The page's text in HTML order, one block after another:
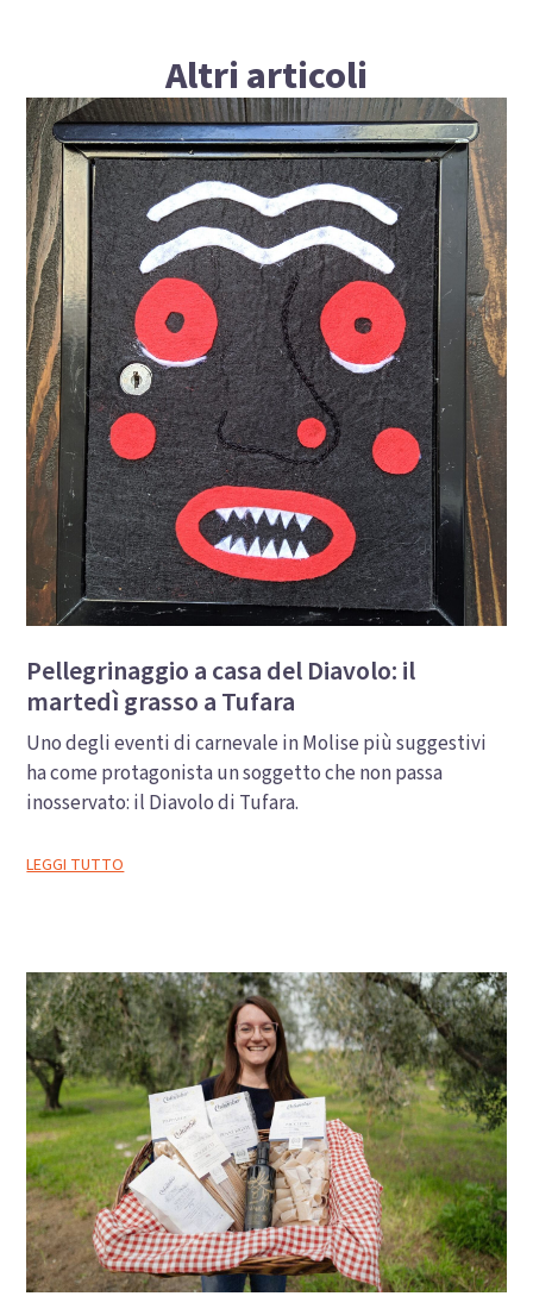
Altri articoli
Pellegrinaggio a casa del Diavolo: il
martedì grasso a Tufara
Uno degli eventi di carnevale in Molise più suggestivi
ha come protagonista un soggetto che non passa
inosservato: il Diavolo di Tufara.
LEGGI TUTTO